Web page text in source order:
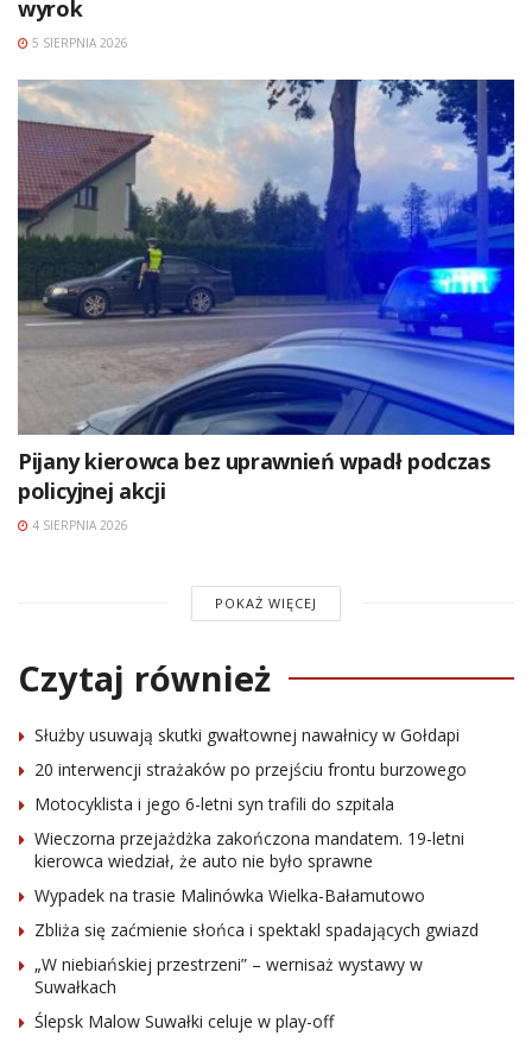
wyrok
5 SIERPNIA 2026
Pijany kierowca bez uprawnień wpadł podczas
policyjnej akcji
4 SIERPNIA 2026
POKAŻ WIĘCEJ
Czytaj również
Służby usuwają skutki gwałtownej nawałnicy w Gołdapi
20 interwencji strażaków po przejściu frontu burzowego
Motocyklista i jego 6-letni syn trafili do szpitala
Wieczorna przejażdżka zakończona mandatem. 19-letni
kierowca wiedział, że auto nie było sprawne
Wypadek na trasie Malinówka Wielka-Bałamutowo
Zbliża się zaćmienie słońca i spektakl spadających gwiazd
„W niebiańskiej przestrzeni” – wernisaż wystawy w
Suwałkach
Ślepsk Malow Suwałki celuje w play-off